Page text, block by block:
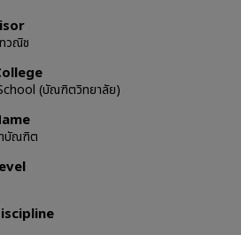
วณิช
(บัณฑิตวิทยาลัย)
บัณฑิต